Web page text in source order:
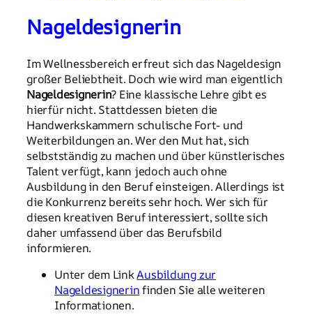
Nageldesignerin
Im Wellnessbereich erfreut sich das Nageldesign
großer Beliebtheit. Doch wie wird man eigentlich
Nageldesignerin? Eine klassische Lehre gibt es
hierfür nicht. Stattdessen bieten die
Handwerkskammern schulische Fort- und
Weiterbildungen an. Wer den Mut hat, sich
selbstständig zu machen und über künstlerisches
Talent verfügt, kann jedoch auch ohne
Ausbildung in den Beruf einsteigen. Allerdings ist
die Konkurrenz bereits sehr hoch. Wer sich für
diesen kreativen Beruf interessiert, sollte sich
daher umfassend über das Berufsbild
informieren.
Unter dem LinkAusbildung zur
Nageldesignerinfinden Sie alle weiteren
Informationen.